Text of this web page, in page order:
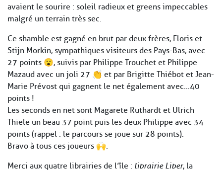
avaient le sourire : soleil radieux et greens impeccables
malgré un terrain très sec.
Ce shamble est gagné en brut par deux frères, Floris et
Stijn Morkin, sympathiques visiteurs des Pays-Bas, avec
27 points 😮, suivis par Philippe Trouchet et Philippe
Mazaud avec un joli 27 👏 et par Brigitte Thiébot et Jean-
Marie Prévost qui gagnent le net également avec…40
points !
Les seconds en net sont Magarete Ruthardt et Ulrich
Thiele un beau 37 point puis les deux Philippe avec 34
points (rappel : le parcours se joue sur 28 points).
Bravo à tous ces joueurs 🙌.
Merci aux quatre librairies de l’île : librairie Liber, la